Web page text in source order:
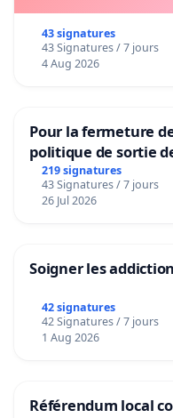
43 signatures
43 Signatures / 7 jours
4 Aug 2026
Pour la fermeture
politique de sortie
219 signatures
43 Signatures / 7 jours
26 Jul 2026
Soigner les
42 signatures
42 Signatures / 7 jours
1 Aug 2026
Référendum local